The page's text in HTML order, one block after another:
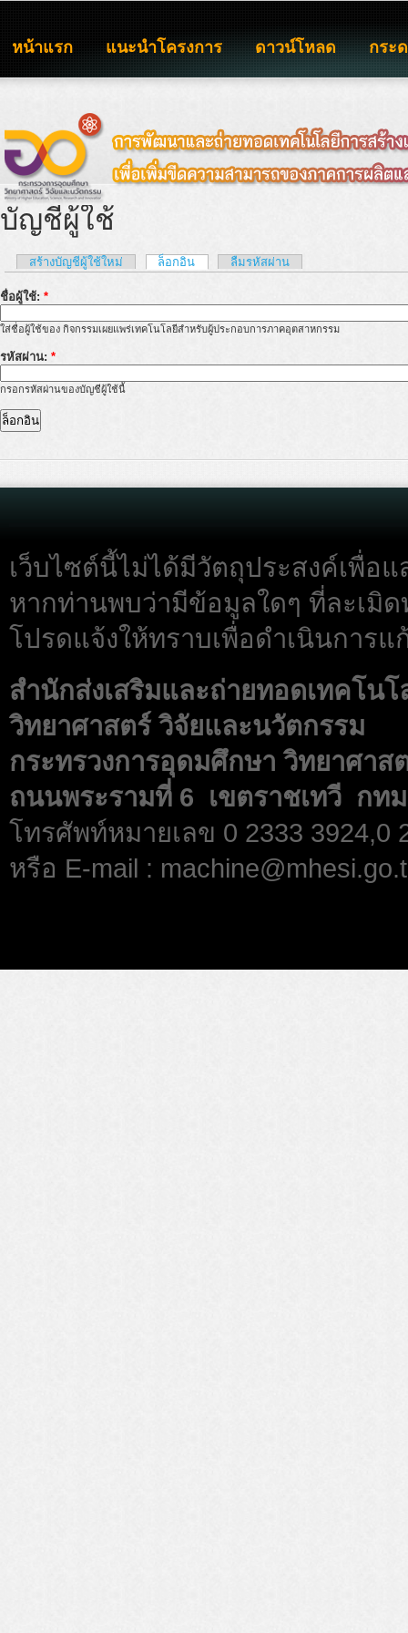
หน้าแรก แนะนำโครงการ ดาวน์โหลด กระ
บัญชีผู้ใช้
สร้างบัญชีผู้ใช้ใหม่ ล็อกอิน ลืมรหัสผ่าน
ชื่อผู้ใช้: *
ใส่ชื่อผู้ใช้ของ กิจกรรมเผยแพร่เทคโนโลยีสำหรับผู้ประกอบการภาคอุตสาหกรรม
รหัสผ่าน: *
กรอกรหัสผ่านของบัญชีผู้ใช้นี้
เว็บไซต์นี้ไม่ได้มีวัตถุประสงค์เพื่อแ
หากท่านพบว่ามีข้อมูลใดๆ ที่ละเมิ
โปรดแจ้งให้ทราบเพื่อดำเนินการ
สำนักส่งเสริมและถ่ายทอดเทคโน
วิทยาศาสตร์ วิจัยและนวัตกรรม
กระทรวงการอุดมศึกษา วิทยาศาส
ถนนพระรามที่ 6 เขตราชเทวี กทม
โทรศัพท์หมายเลข 0 2333 3924,0
หรือ E-mail :